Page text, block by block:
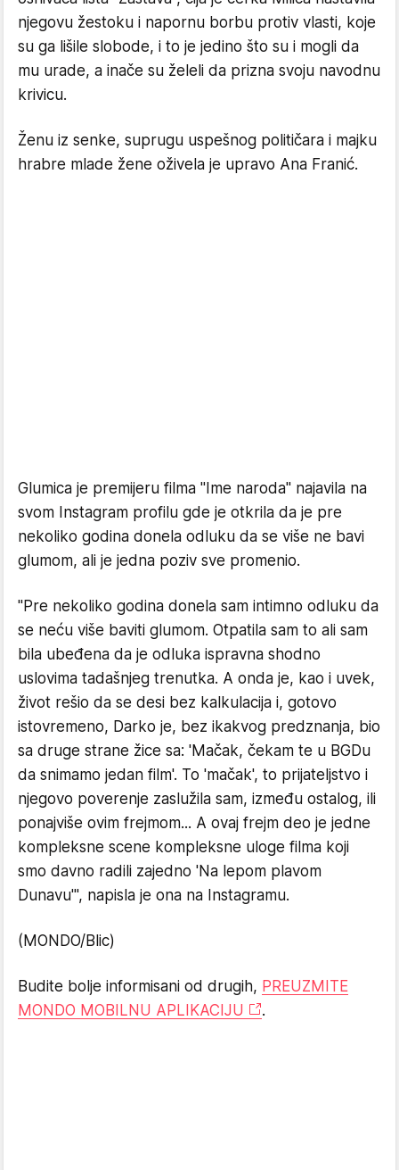
njegovu žestoku i napornu borbu protiv vlasti, koje
su ga lišile slobode, i to je jedino što su i mogli da
mu urade, a inače su želeli da prizna svoju navodnu
krivicu.
Ženu iz senke, suprugu uspešnog političara i majku
hrabre mlade žene oživela je upravo Ana Franić.
Glumica je premijeru filma "Ime naroda" najavila na
svom Instagram profilu gde je otkrila da je pre
nekoliko godina donela odluku da se više ne bavi
glumom, ali je jedna poziv sve promenio.
"Pre nekoliko godina donela sam intimno odluku da
se neću više baviti glumom. Otpatila sam to ali sam
bila ubeđena da je odluka ispravna shodno
uslovima tadašnjeg trenutka. A onda je, kao i uvek,
život rešio da se desi bez kalkulacija i, gotovo
istovremeno, Darko je, bez ikakvog predznanja, bio
sa druge strane žice sa: 'Mačak, čekam te u BGDu
da snimamo jedan film'. To 'mačak', to prijateljstvo i
njegovo poverenje zaslužila sam, između ostalog, ili
ponajviše ovim frejmom... A ovaj frejm deo je jedne
kompleksne scene kompleksne uloge filma koji
smo davno radili zajedno 'Na lepom plavom
Dunavu'", napisla je ona na Instagramu.
(MONDO/Blic)
Budite bolje informisani od drugih, PREUZMITE
MONDO MOBILNU APLIKACIJU
.